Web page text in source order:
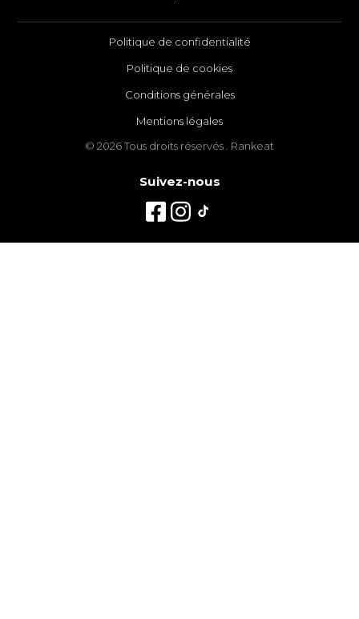
Politique de confidentialité
Politique de cookies
Conditions générales
Mentions légales
© 2026 Tous droits réservés . Rankeat
Suivez-nous